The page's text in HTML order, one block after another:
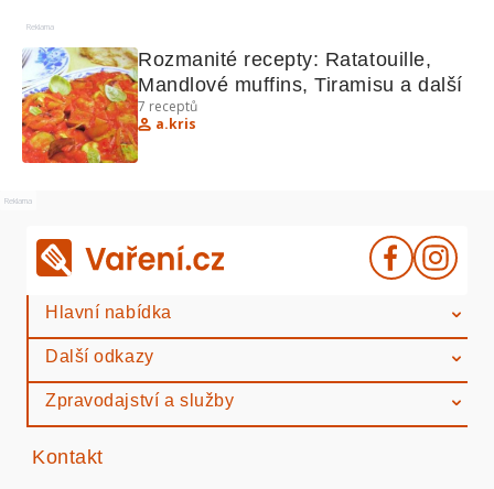
Reklama
Rozmanité recepty: Ratatouille,
Mandlové muffins, Tiramisu a další
7 receptů
a.kris
Reklama
Hlavní nabídka
Další odkazy
Zpravodajství a služby
Kontakt